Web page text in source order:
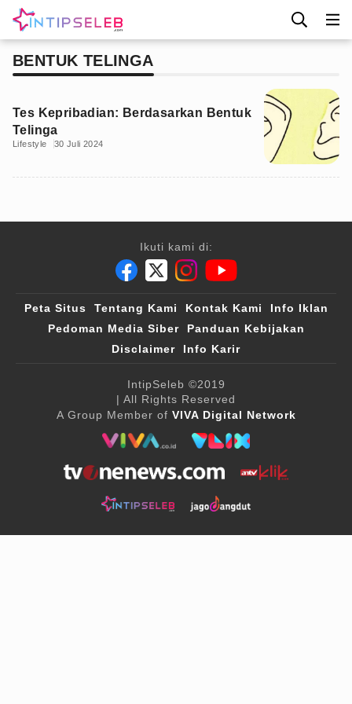
BENTUK TELINGA
Tes Kepribadian: Berdasarkan Bentuk
Telinga
Lifestyle 30 Juli 2024
Ikuti kami di:
Peta Situs Tentang Kami Kontak Kami
Info Iklan
Pedoman Media Siber
Panduan Kebijakan
Disclaimer
Info Karir
IntipSeleb ©2019
| All Rights Reserved
A Group Member of VIVA Digital Network